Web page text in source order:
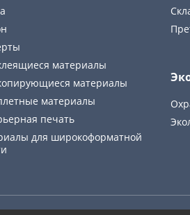
материалы
материалы
материалы
печать
для широкоформатной